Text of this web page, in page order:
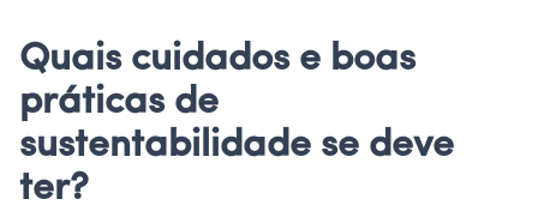
Quais cuidados e boas
práticas de
sustentabilidade se deve
ter?